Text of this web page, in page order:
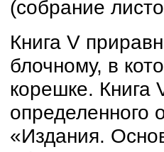
(собрание
Книга V
блочному, в
корешке. Книга
«Издания.